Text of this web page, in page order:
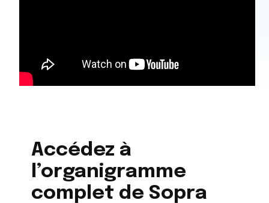
Accédez à
l’organigramme
complet de Sopra